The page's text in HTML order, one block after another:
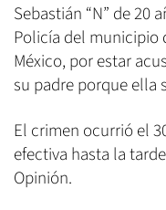
Sebastián “N” de 20
Policía del municipio
México, por estar
su padre porque ella
El crimen ocurrió el
efectiva hasta la
Opinión.